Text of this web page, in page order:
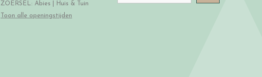
ZOERSEL: Abies | Huis & Tuin
Toon alle openingstijden